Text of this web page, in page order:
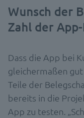
Wunsch der
Zahl der
Dass die App bei
gleichermaßen
Teile der
bereits in die
App zu testen.